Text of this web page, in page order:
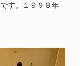
す。１９９８年